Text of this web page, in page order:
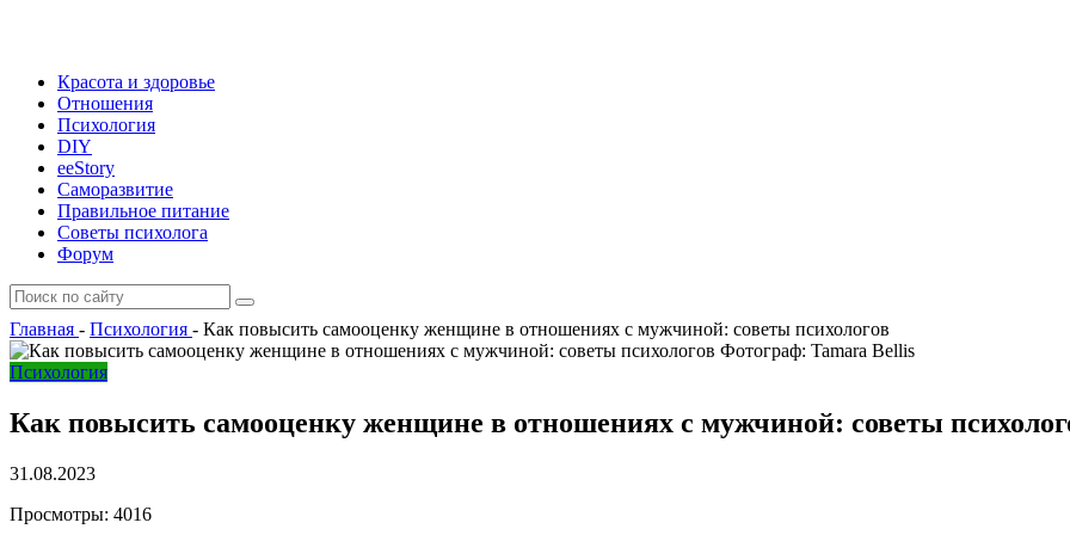
Красота и здоровье
Отношения
Психология
DIY
ееStory
Саморазвитие
Правильное питание
Советы психолога
Форум
Главная - Психология - Как повысить самооценку женщине в отношениях с мужчиной: советы психологов
Фотограф: Tamara Bellis
Психология
Как повысить самооценку женщине в отношениях с мужчиной: советы
31.08.2023
Просмотры: 4016